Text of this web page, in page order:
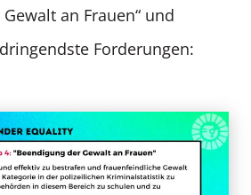
an Frauen“ und
Forderungen: